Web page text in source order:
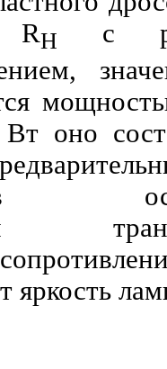
RH
с
оно
яркость